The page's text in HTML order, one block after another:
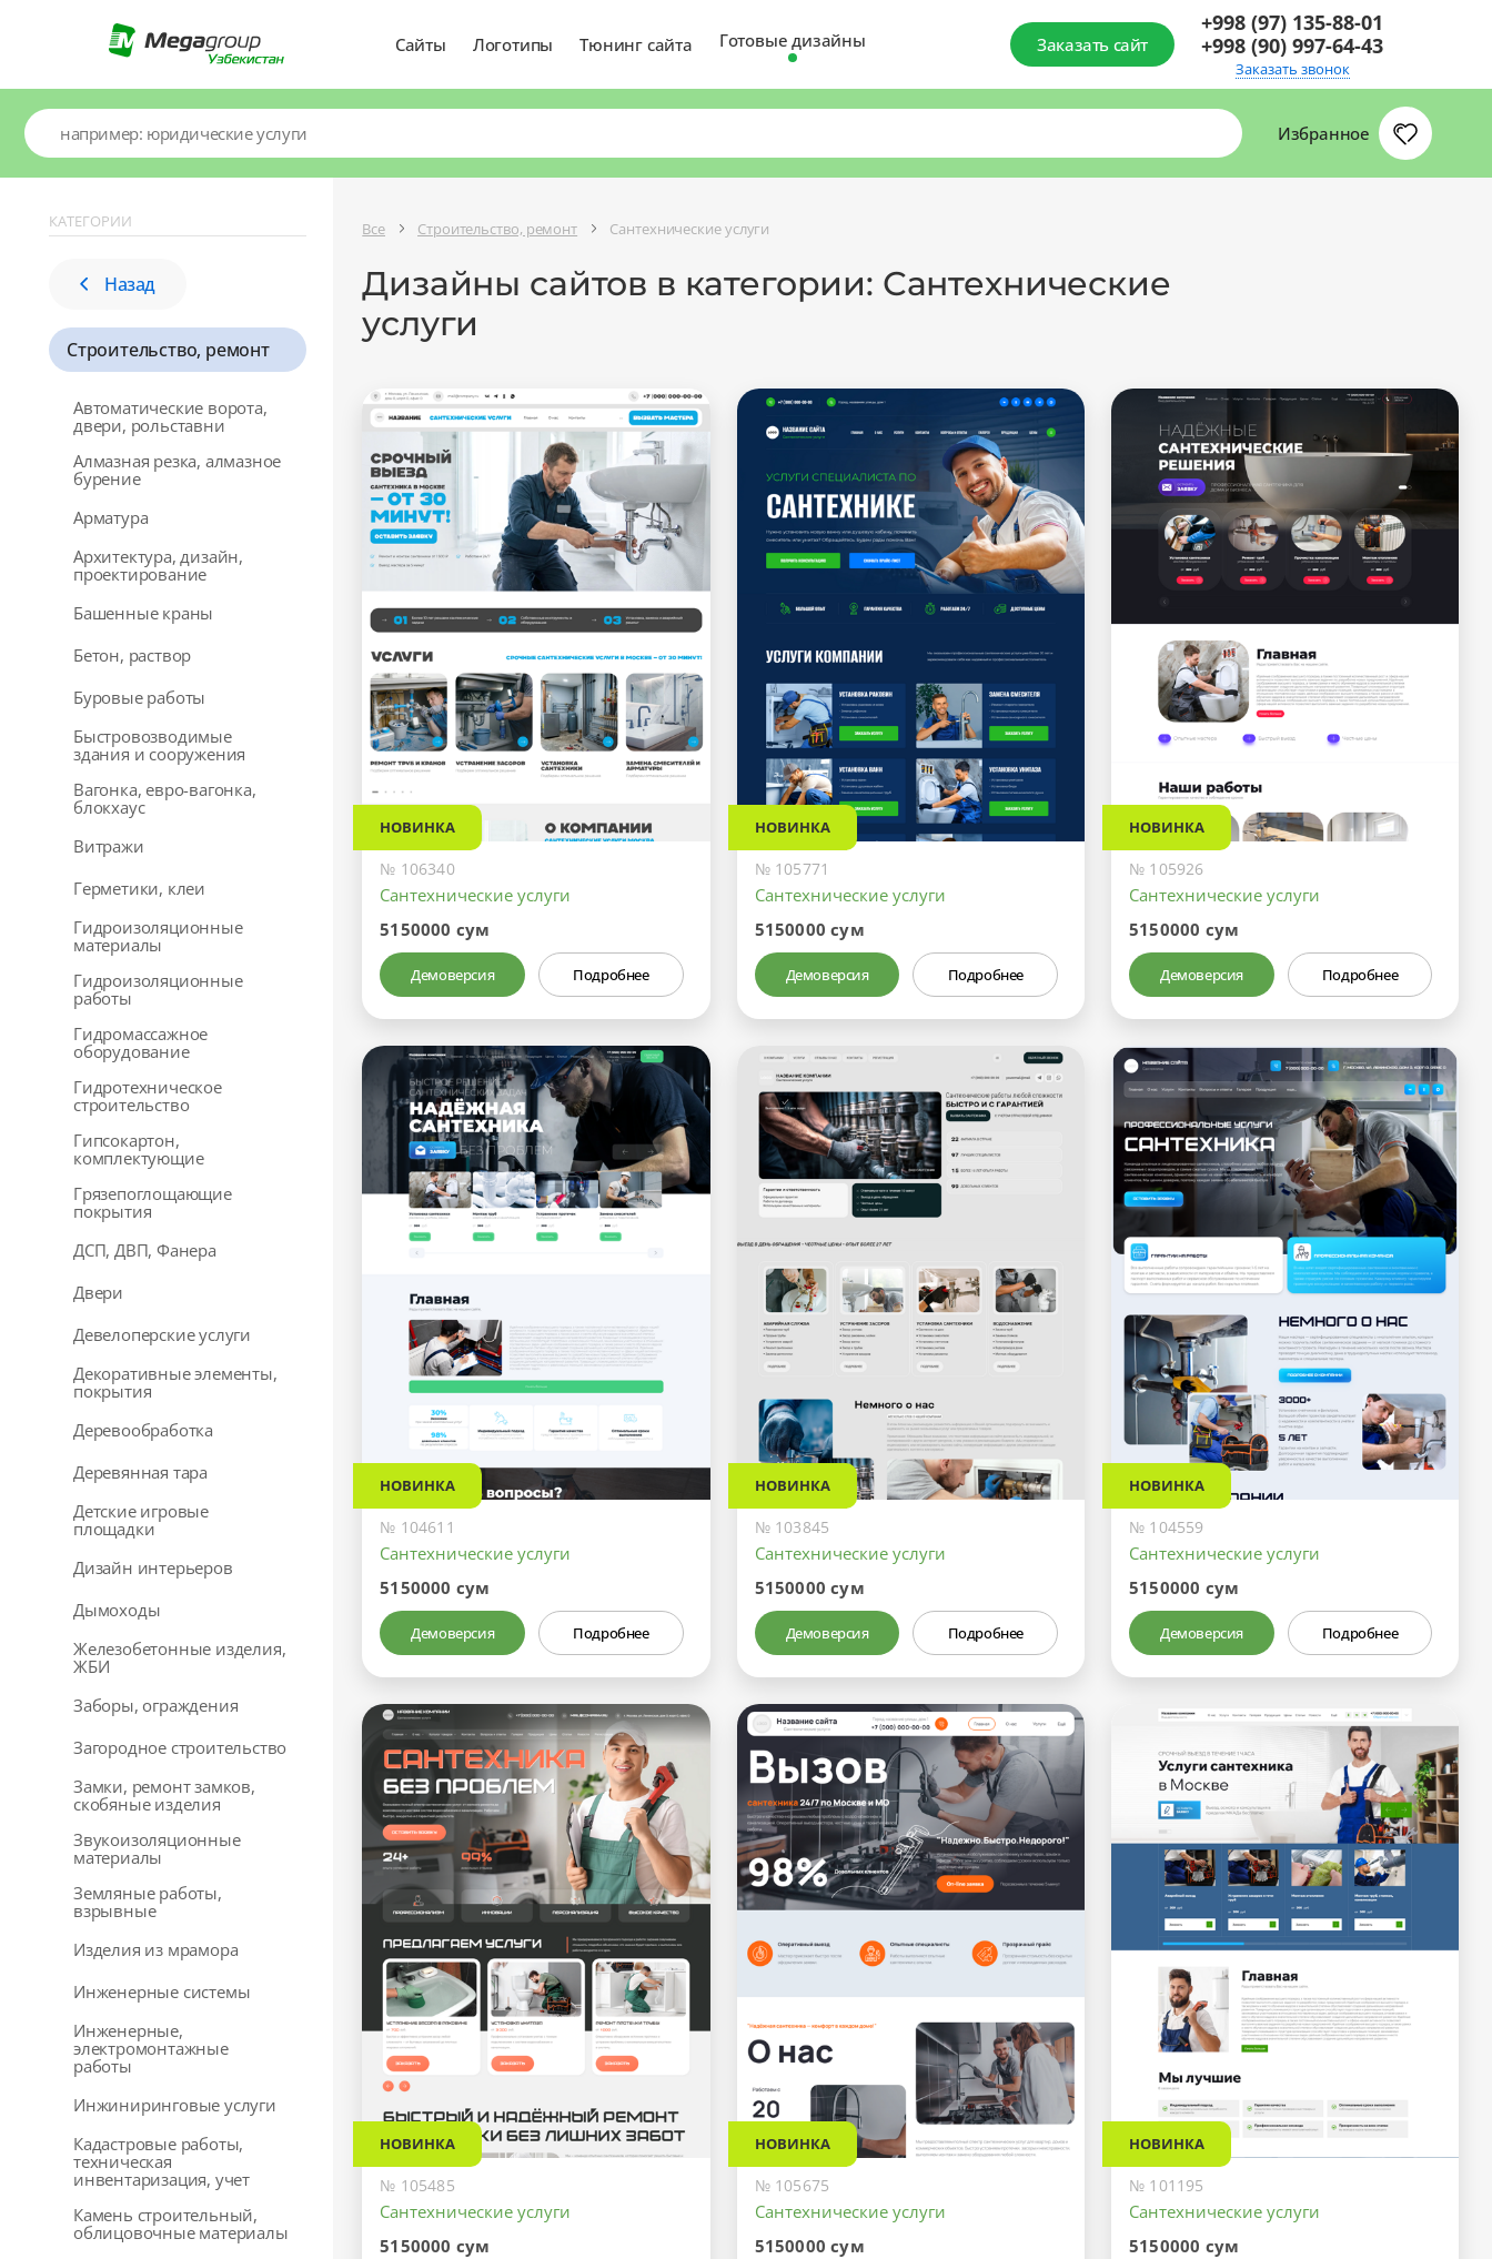
Сайты Логотипы Тюнинг сайта Готовые дизайны Заказать сайт
+998 (97) 135-88-01
+998 (90) 997-64-43
Заказать звонок
Избранное
КАТЕГОРИИ
Назад
Строительство, ремонт
Автоматические ворота,
двери, рольставни
Алмазная резка, алмазное
бурение
Арматура
Архитектура, дизайн,
проектирование
Башенные краны
Бетон, раствор
Буровые работы
Быстровозводимые
здания и сооружения
Вагонка, евро-вагонка,
блокхаус
Витражи
Герметики, клеи
Гидроизоляционные
материалы
Гидроизоляционные
работы
Гидромассажное
оборудование
Гидротехническое
строительство
Гипсокартон,
комплектующие
Грязепоглощающие
покрытия
ДСП, ДВП, Фанера
Двери
Девелоперские услуги
Декоративные элементы,
покрытия
Деревообработка
Деревянная тара
Детские игровые
площадки
Дизайн интерьеров
Дымоходы
Железобетонные изделия,
ЖБИ
Заборы, ограждения
Загородное строительство
Замки, ремонт замков,
скобяные изделия
Звукоизоляционные
материалы
Земляные работы,
взрывные
Изделия из мрамора
Инженерные системы
Инженерные,
электромонтажные
работы
Инжиниринговые услуги
Кадастровые работы,
техническая
инвентаризация, учет
Камень строительный,
облицовочные материалы
Все Строительство, ремонт Сантехнические услуги
Дизайны сайтов в категории: Сантехнические
услуги
НОВИНКА
№ 106340
Сантехнические услуги
5150000 сум
Демоверсия Подробнее
НОВИНКА
№ 105771
Сантехнические услуги
5150000 сум
Демоверсия Подробнее
НОВИНКА
№ 105926
Сантехнические услуги
5150000 сум
Демоверсия Подробнее
НОВИНКА
№ 104611
Сантехнические услуги
5150000 сум
Демоверсия Подробнее
НОВИНКА
№ 103845
Сантехнические услуги
5150000 сум
Демоверсия Подробнее
НОВИНКА
№ 104559
Сантехнические услуги
5150000 сум
Демоверсия Подробнее
НОВИНКА
№ 105485
Сантехнические услуги
5150000 сум
НОВИНКА
№ 105675
Сантехнические услуги
5150000 сум
НОВИНКА
№ 101195
Сантехнические услуги
5150000 сум